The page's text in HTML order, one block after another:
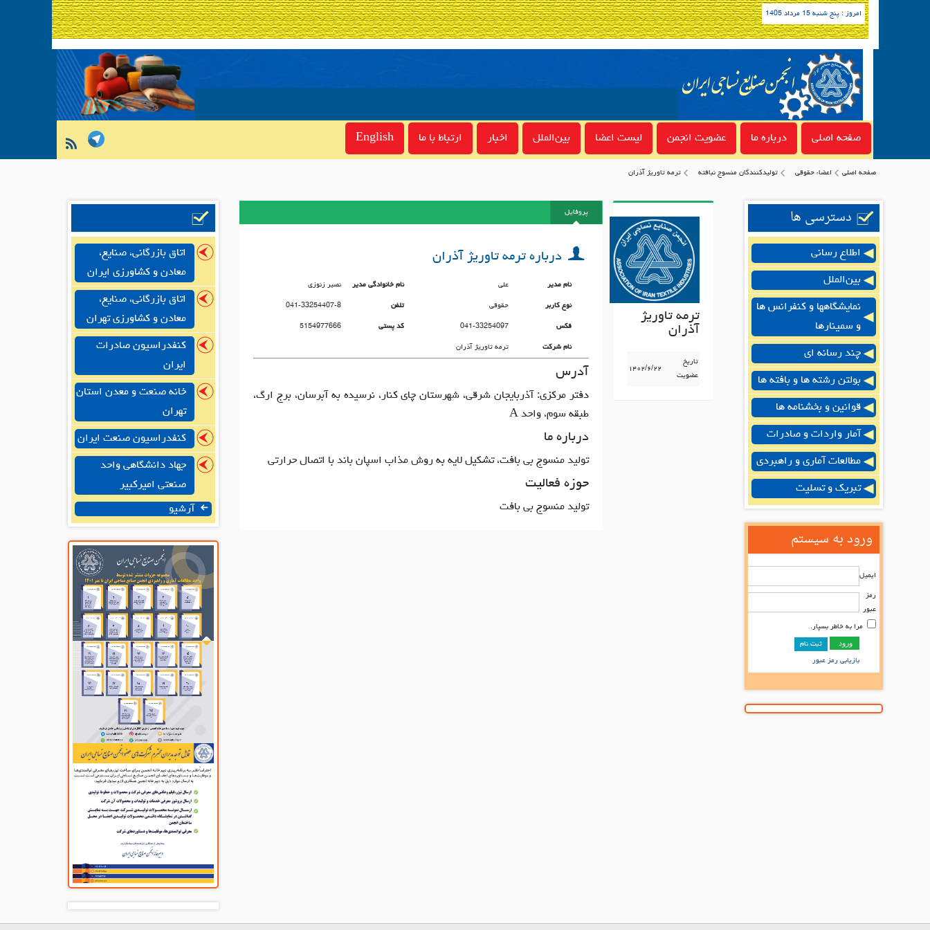
امروز : پنج شنبه 15 مرداد 1405
صفحه اصلی درباره ما عضویت انجمن لیست اعضا بین‌الملل اخبار ارتباط با ما English
صفحه اصلی اعضاء حقوقی توليدكنندگان منسوج نبافته ترمه تاوریژ آذران
دسترسی ها
اطلاع رسانی
بین‌الملل
نمایشگاهها و کنفرانس ها
و سمینارها
چند رسانه ای
بولتن رشته ها و بافته ها
قوانین و بخشنامه ها
آمار واردات و صادرات
مطالعات آماری و راهبردی
تبریک و تسلیت
ورود به سیستم
ایمیل
رمز
عبور
مرا به خاطر بسپار.
ثبت نام
بازیابی رمز عبور
ترمه تاوریژ
آذران
تاریخ
عضویت
۱۴۰۲/۶/۲۲
پروفایل
درباره ترمه تاوریژ آذران
نام مدیر على نام خانوادگی مدیر نصیر زنوزى
نوع کاربر حقوقی تلفن 041-33254407-8
فکس 041-33254097 کد پستی 5154977666
نام شرکت ترمه تاوریژ آذران
آدرس
دفتر مرکزی: آذربایجان شرقی، شهرستان چای کنار، نرسیده به آبرسان، برج ارگ،
طبقه سوم، واحد A
درباره ما
تولید منسوج بی بافت، تشکیل لایه به روش مذاب اسپان باند با اتصال حرارتی
حوزه فعالیت
تولید منسوج بی بافت
اتاق بازرگانی، صنایع،
معادن و کشاورزی ایران
اتاق بازرگانی، صنایع،
معادن و کشاورزی تهران
کنفدراسیون صادرات
ایران
خانه صنعت و معدن استان
تهران
کنفدراسیون صنعت ایران
جهاد دانشگاهی واحد
صنعتی امیرکبیر
آرشیو